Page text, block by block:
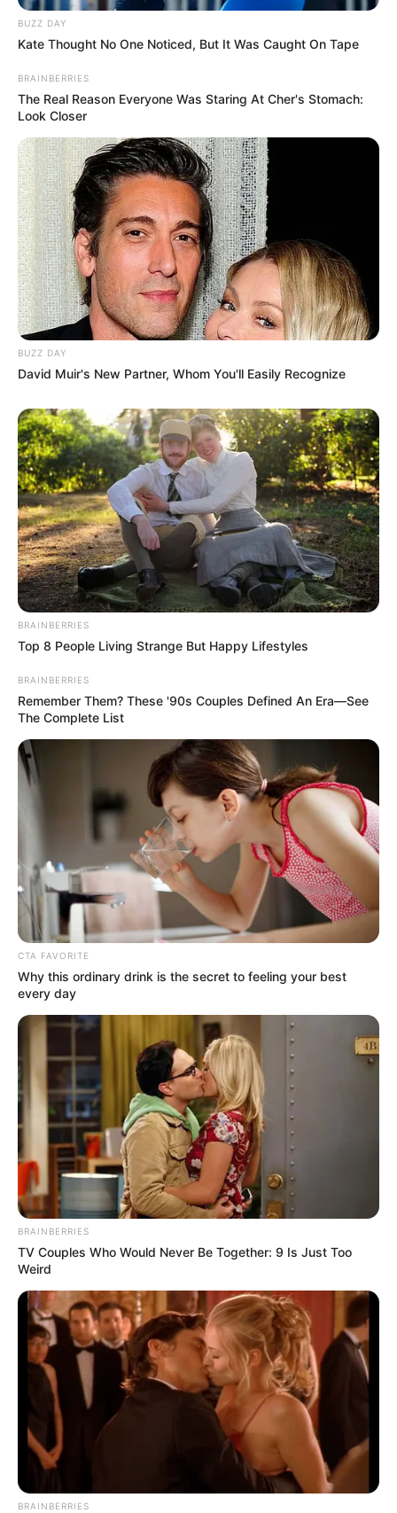
hogy ne haragudj rám. Én most csak annyit
szeretnék, hogy fogadd el a bocsánatkérésem”
BUZZ DAY
Kate Thought No One Noticed, But It Was Caught On Tape
BRAINBERRIES
The Real Reason Everyone Was Staring At Cher's Stomach:
Look Closer
BUZZ DAY
David Muir's New Partner, Whom You'll Easily Recognize
BRAINBERRIES
Top 8 People Living Strange But Happy Lifestyles
BRAINBERRIES
Remember Them? These '90s Couples Defined An Era—See
The Complete List
CTA FAVORITE
Why this ordinary drink is the secret to feeling your best
every day
BRAINBERRIES
TV Couples Who Would Never Be Together: 9 Is Just Too
Weird
BRAINBERRIES